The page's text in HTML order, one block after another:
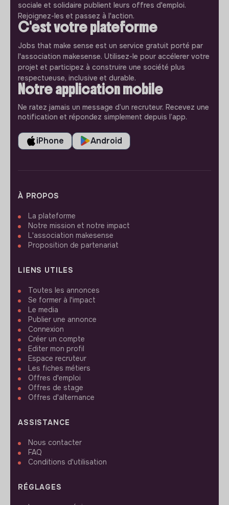
sociale et solidaire publient leurs offres d'emploi.
Rejoignez-les et passez à l'action.
C'est votre plateforme
Jobs that make sense est un service gratuit porté par
l'association makesense. Utilisez-le pour accélerer votre
projet et participez à construire une société plus
respectueuse, inclusive et durable.
Notre application mobile
Ne ratez jamais un message d’un recruteur. Recevez une
notification et répondez simplement depuis l’app.
iPhone Android
À PROPOS
La plateforme
Notre mission et notre impact
L'association makesense
Proposition de partenariat
LIENS UTILES
Toutes les annonces
Se former à l'impact
Le media
Publier une annonce
Connexion
Créer un compte
Editer mon profil
Espace recruteur
Les fiches métiers
Offres d'emploi
Offres de stage
Offres d'alternance
ASSISTANCE
Nous contacter
FAQ
Conditions d'utilisation
RÉGLAGES